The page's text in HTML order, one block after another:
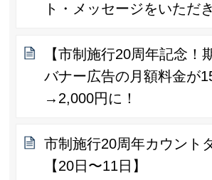
ト・メッセージをいただ
【市制施行20周年記念！
バナー広告の月額料金が
→2,000円に！
市制施行20周年カウント
【20日〜11日】